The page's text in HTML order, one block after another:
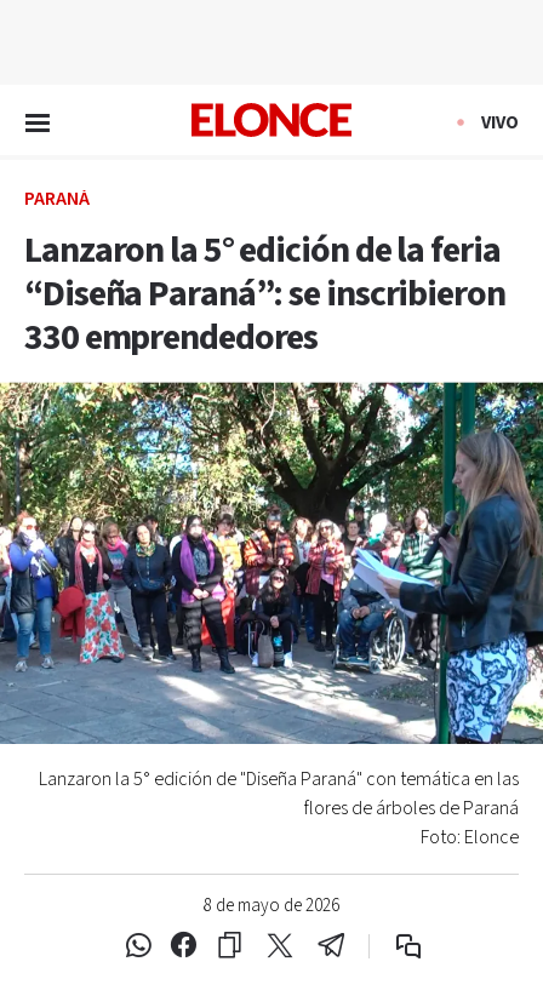
VIVO
PARANÁ
Lanzaron la 5° edición de la feria
“Diseña Paraná”: se inscribieron
330 emprendedores
8 de mayo de 2026
Lanzaron la 5° edición de "Diseña Paraná" con temática en las
flores de árboles de Paraná
Foto: Elonce